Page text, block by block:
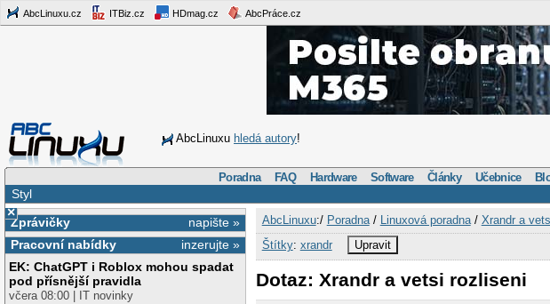
AbcLinuxu.cz ITBiz.cz HDmag.cz AbcPráce.cz
AbcLinuxu hledá autory!
Poradna FAQ Hardware Software Články Učebnice
Styl
×
napište »
Zprávičky
inzerujte »
Pracovní nabídky
EK: ChatGPT i Roblox mohou spadat
pod přísnější pravidla
včera 08:00 | IT novinky
AbcLinuxu:/ Poradna/ Linuxová poradna/ Xrandr a
Štítky: xrandr Upravit
Dotaz: Xrandr a vetsi rozliseni